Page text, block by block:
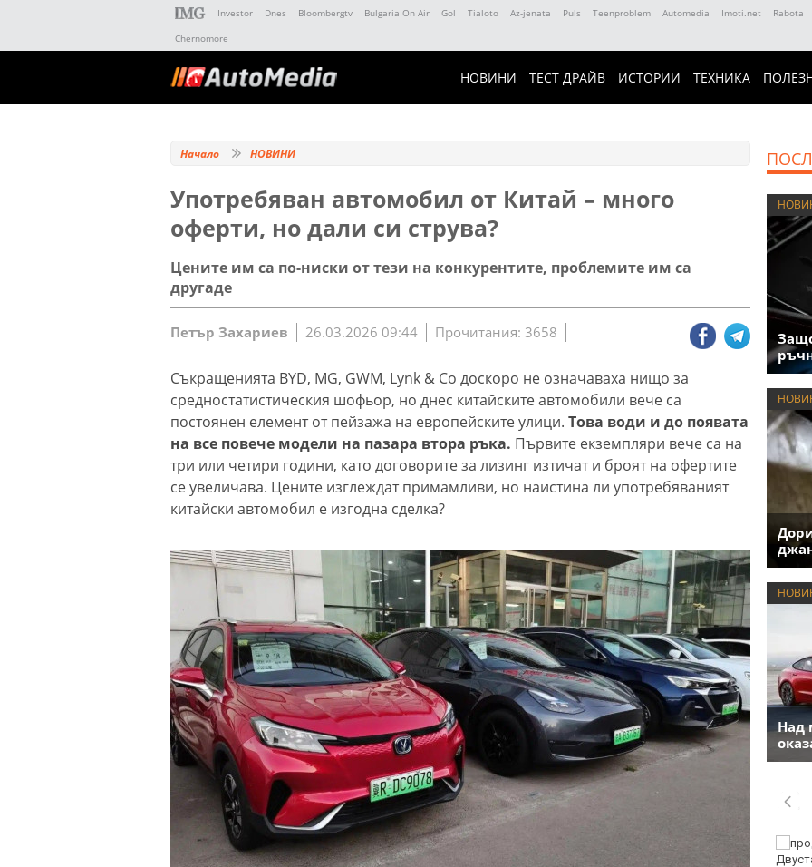
Investor Dnes Bloombergtv Bulgaria On Air Gol Tialoto Az-jenata Puls Teenproblem Automedia Imoti.net Rabota
Chernomore
НОВИНИ ТЕСТ ДРАЙВ ИСТОРИИ ТЕХНИКА
Начало НОВИНИ
Употребяван автомобил от Китай – много
оферти, но дали си струва?
Цените им са по-ниски от тези на конкурентите, проблемите им са
другаде
Петър Захариев 26.03.2026 09:44 Прочитания: 3658
Съкращенията BYD, MG, GWM, Lynk & Co доскоро не означаваха нищо за
средностатистическия шофьор, но днес китайските автомобили вече са
постоянен елемент от пейзажа на европейските улици. Това води и до появата
на все повече модели на пазара втора ръка. Първите екземпляри вече са на
три или четири години, като договорите за лизинг изтичат и броят на офертите
се увеличава. Цените изглеждат примамливи, но наистина ли употребяваният
китайски автомобил е изгодна сделка?
Над
Времето във Варна на 7
август 2026